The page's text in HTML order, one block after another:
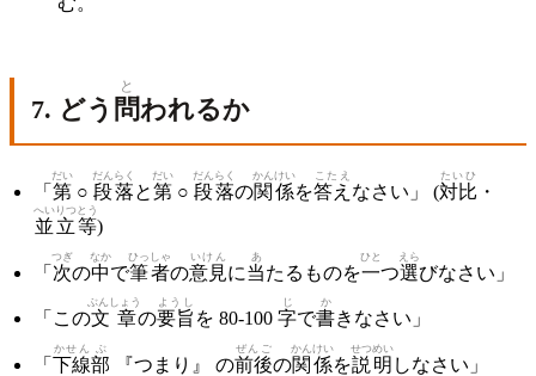
7. どう 問
と
われるか
「 第
だい
○ 段落
だんらく
と第
だい
○ 段落
だんらく
の関係
かんけい
を答え
こたえ
なさい」 (対比
たいひ
・
並立
へいりつ
等
とう
)
「 次
つぎ
の中
なか
で筆者
ひっしゃ
の意見
いけん
に当
あ
たるものを一
ひと
つ選
えら
びなさい」
「この文章
ぶんしょう
の要旨
ようし
を 80-100 字
じ
で書
か
きなさい」
「 下線
かせん
部
ぶ
『つまり』 の前後
ぜんご
の関係
かんけい
を説明
せつめい
しなさい」